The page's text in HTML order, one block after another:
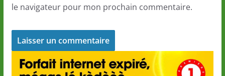
le navigateur pour mon prochain commentaire.